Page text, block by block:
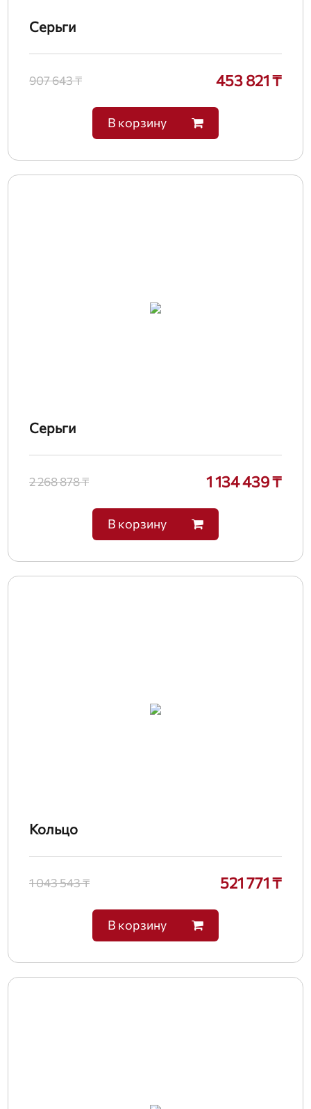
Серьги
907 643 ₸ 453 821 ₸
В корзину
Серьги
2 268 878 ₸ 1 134 439 ₸
В корзину
Кольцо
1 043 543 ₸ 521 771 ₸
В корзину